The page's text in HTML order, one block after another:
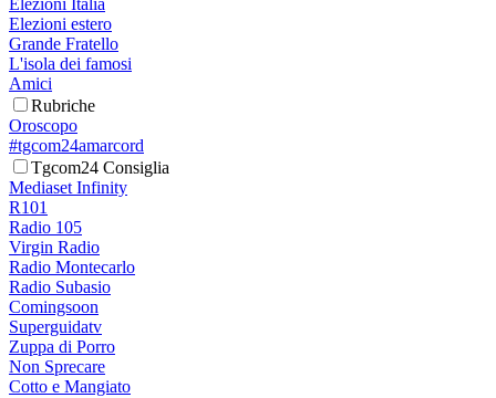
Elezioni Italia
Elezioni estero
Grande Fratello
L'isola dei famosi
Amici
Rubriche
Oroscopo
#tgcom24amarcord
Tgcom24 Consiglia
Mediaset Infinity
R101
Radio 105
Virgin Radio
Radio Montecarlo
Radio Subasio
Comingsoon
Superguidatv
Zuppa di Porro
Non Sprecare
Cotto e Mangiato